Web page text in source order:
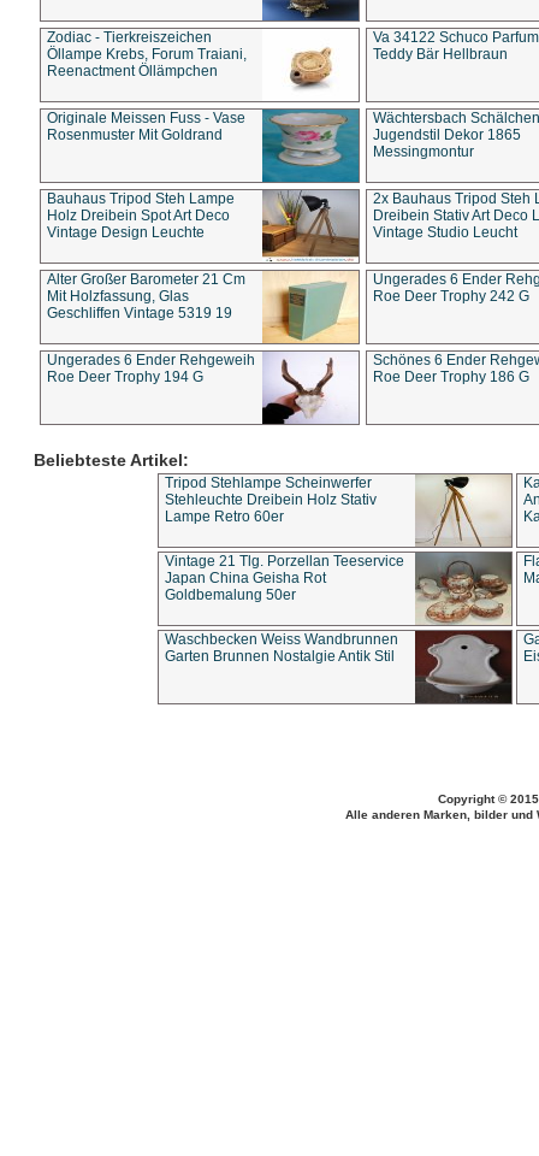
Zodiac - Tierkreiszeichen
Öllampe Krebs, Forum Traiani,
Reenactment Öllämpchen
Va 34122 Schuco
Teddy Bär Hellbraun
Originale Meissen Fuss - Vase
Rosenmuster Mit Goldrand
Wächtersbach Schälchen
Jugendstil Dekor 1865
Messingmontur
Bauhaus Tripod Steh Lampe
Holz Dreibein Spot Art Deco
Vintage Design Leuchte
2x Bauhaus Tripod Steh
Dreibein Stativ Art Deco
Vintage Studio Leucht
Alter Großer Barometer 21 Cm
Mit Holzfassung, Glas
Geschliffen Vintage 5319 19
Ungerades 6 Ender
Roe Deer Trophy 242 G
Ungerades 6 Ender Rehgeweih
Roe Deer Trophy 194 G
Schönes 6 Ender
Roe Deer Trophy 186 G
Beliebteste Artikel:
Tripod Stehlampe Scheinwerfer
Stehleuchte Dreibein Holz Stativ
Lampe Retro 60er
Vintage 21 Tlg. Porzellan Teeservice
Japan China Geisha Rot
Goldbemalung 50er
Waschbecken Weiss Wandbrunnen
Garten Brunnen Nostalgie Antik Stil
Copyright ©
Alle anderen Marken, bilder und